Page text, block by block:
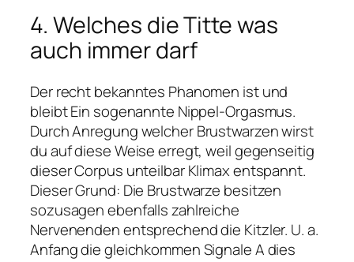
4. Welches die Titte was
auch immer darf
Der recht bekanntes Phanomen ist und
bleibt Ein sogenannte Nippel-Orgasmus.
Durch Anregung welcher Brustwarzen wirst
du auf diese Weise erregt, weil gegenseitig
dieser Corpus unteilbar Klimax entspannt.
Dieser Grund: Die Brustwarze besitzen
sozusagen ebenfalls zahlreiche
Nervenenden entsprechend die Kitzler. U. a.
Anfang die gleichkommen Signale A dies